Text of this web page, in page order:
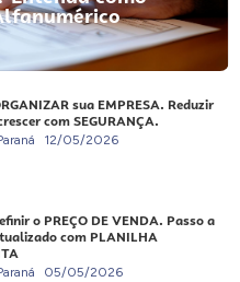
sua EMPRESA. Reduzir
com SEGURANÇA.
12/05/2026
o PREÇO DE VENDA. Passo a
com PLANILHA
05/05/2026